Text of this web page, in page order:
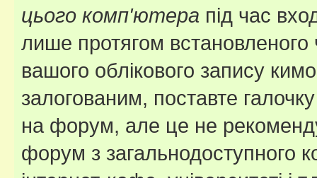
цього комп'ютера під час
лише протягом встановленого
вашого облікового запису
залогованим, поставте
на форум, але це не
форум з загальнодоступного